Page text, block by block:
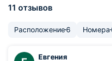
11 отзывов
Расположение6 Номера
Евгения